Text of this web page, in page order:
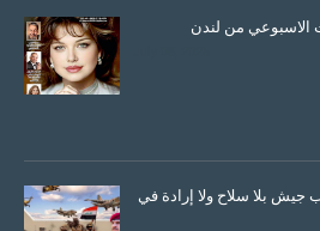
جيش بلا سلاح ولا إرادة في